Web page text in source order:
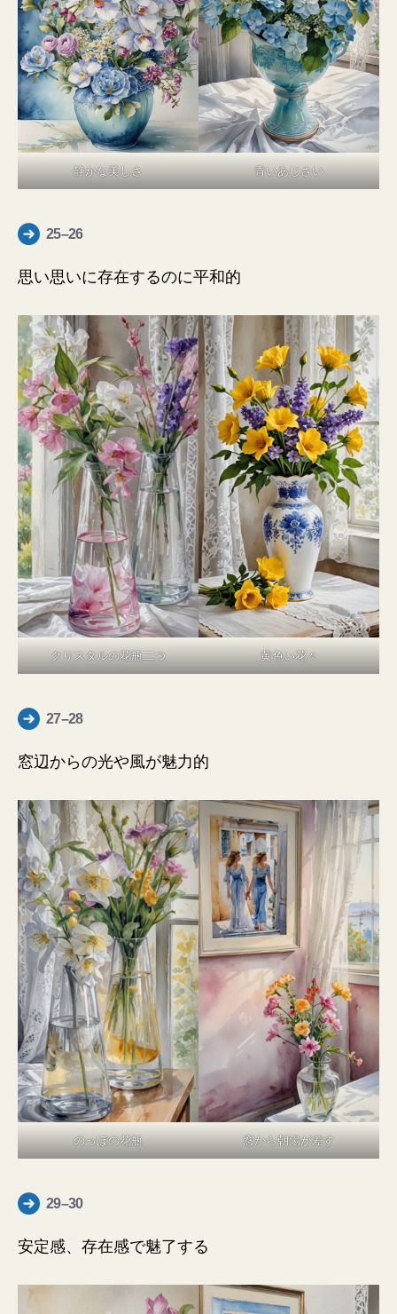
静かな美しさ 青いあじさい
25–26
思い思いに存在するのに平和的
クリスタルの花瓶二つ 黄色い花々
27–28
窓辺からの光や風が魅力的
のっぽの花瓶 窓から朝陽が差す
29–30
安定感、存在感で魅了する